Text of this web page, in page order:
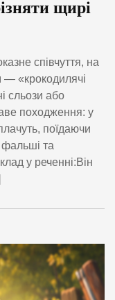
щирі
співчуття, на
— «крокодилячі
сльози або
походження: у
поїдаючи
та
у реченні:Він